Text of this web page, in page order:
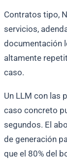
Contratos tipo,
servicios,
documentación
altamente
caso.
Un LLM con las
caso concreto
segundos. El
de generación
que el 80% del